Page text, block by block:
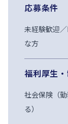
応募条件
未経験歓迎
な方
福利厚生
社会保険（
る）